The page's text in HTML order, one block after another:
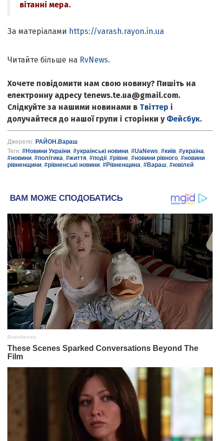
вітанні мера.
За матеріалами https://varash.rayon.in.ua
Читайте більше на RvNews.
Хочете повідомити нам свою новину? Пишіть на
електронну адресу tenews.te.ua@gmail.com.
Слідкуйте за нашими новинами в Твіттер і
долучайтеся до нашої групи і сторінки у Фейсбук.
Джерело: РАЙОН.Вараш
Теги: #Новини України, #українські новини, #UaNews, #київ, #україна,
#новини, #політика, #життя, #події, #рівне, #новини рівного, #новини
рівненщини, #рівненські новини, #Рівненщина, #Вараш, #ювілей